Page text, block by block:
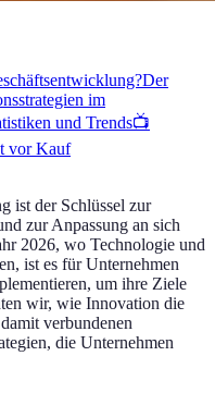
Der
im
und Trends📺
vor Kauf
ist der Schlüssel zur
zur Anpassung an sich
2026, wo Technologie und
ist es für Unternehmen
um ihre Ziele
wir, wie Innovation die
verbundenen
die Unternehmen